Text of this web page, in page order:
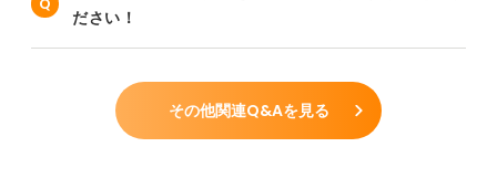
ださい！
その他関連Q&Aを見る